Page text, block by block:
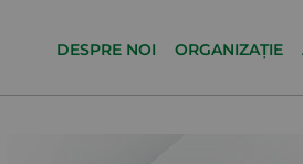
DESPRE NOI ORGANIZAȚIE